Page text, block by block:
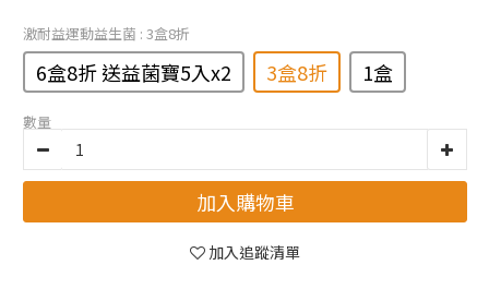
激耐益運動益生菌 : 3盒8折
6盒8折 送益菌寶5入x2 3盒8折 1盒
數量
加入購物車
加入追蹤清單